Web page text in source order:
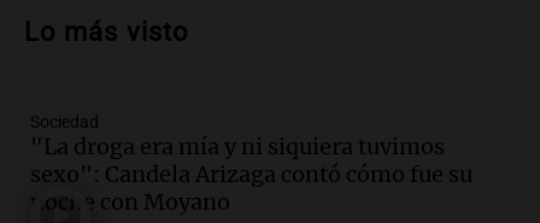
la soberanía digital en Argentina
Audio.
de semana helado y ciudadanos
marchan contra reforma de tierras
Panorama Federal
Lo más visto
Sociedad
"La droga era mía y ni siquiera tuvimos
sexo": Candela Arizaga contó cómo fue su
noche con Moyano